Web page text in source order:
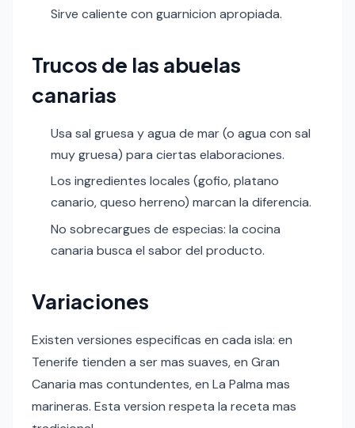
Sirve caliente con guarnicion apropiada.
Trucos de las abuelas
canarias
Usa sal gruesa y agua de mar (o agua con sal
muy gruesa) para ciertas elaboraciones.
Los ingredientes locales (gofio, platano
canario, queso herreno) marcan la diferencia.
No sobrecargues de especias: la cocina
canaria busca el sabor del producto.
Variaciones
Existen versiones especificas en cada isla: en
Tenerife tienden a ser mas suaves, en Gran
Canaria mas contundentes, en La Palma mas
marineras. Esta version respeta la receta mas